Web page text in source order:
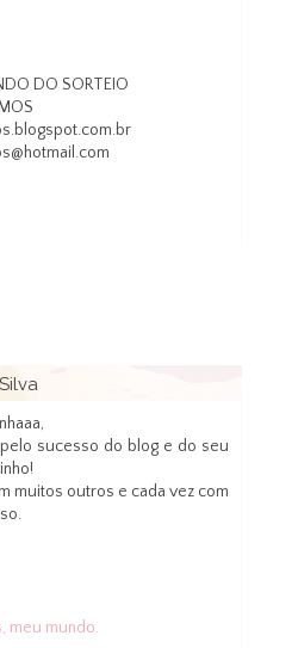
DO SORTEIO
sucesso do blog e do seu
muitos outros e cada vez com
meu mundo.